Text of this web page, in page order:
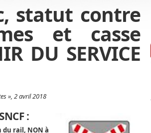
statut contre
et casse
DU SERVICE
», 2 avril 2018
:
du rail, NON à